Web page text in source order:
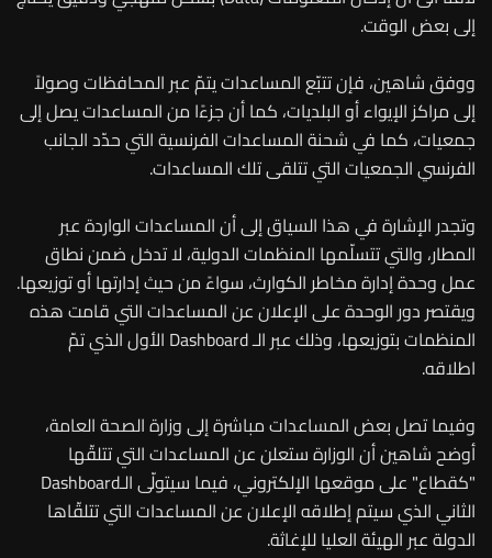
إلى بعض الوقت.
ووفق شاهين، فإن تتبّع المساعدات يتمّ عبر المحافظات وصولاً
إلى مراكز الإيواء أو البلديات، كما أن جزءًا من المساعدات يصل إلى
جمعيات، كما في شحنة المساعدات الفرنسية التي حدّد الجانب
الفرنسي الجمعيات التي تتلقى تلك المساعدات.
وتجدر الإشارة في هذا السياق إلى أن المساعدات الواردة عبر
المطار، والتي تتسلّمها المنظمات الدولية، لا تدخل ضمن نطاق
عمل وحدة إدارة مخاطر الكوارث، سواءً من حيث إدارتها أو توزيعها.
ويقتصر دور الوحدة على الإعلان عن المساعدات التي قامت هذه
المنظمات بتوزيعها، وذلك عبر الـ Dashboard الأول الذي تمّ
اطلاقه.
وفيما تصل بعض المساعدات مباشرة إلى وزارة الصحة العامة،
أوضح شاهين أن الوزارة ستعلن عن المساعدات التي تتلقّها
الثاني الذي سيتم إطلاقه الإعلان عن المساعدات التي تتلقّاها
الدولة عبر الهيئة العليا للإغاثة.